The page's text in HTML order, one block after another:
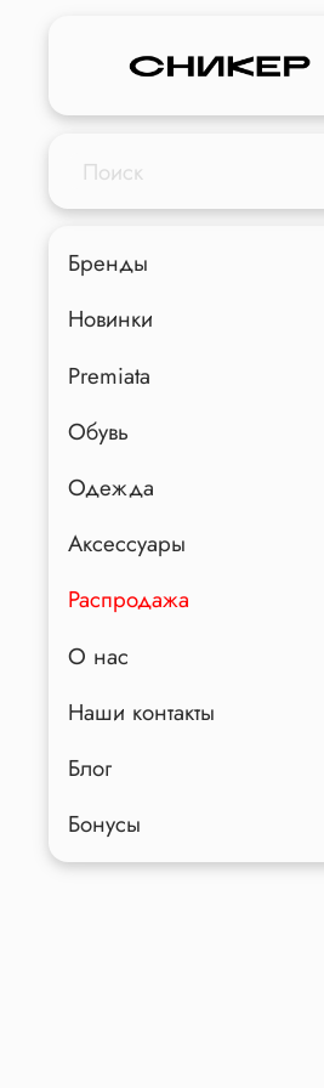
Бренды
Новинки
Premiata
Обувь
Одежда
Аксессуары
Распродажа
О нас
Наши контакты
Блог
Бонусы